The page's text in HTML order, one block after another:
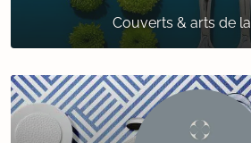
Couverts & arts de